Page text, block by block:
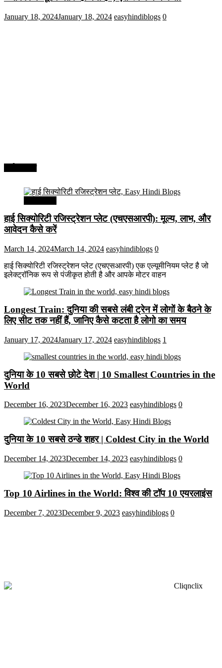
January 18, 2024January 18, 2024 easyhindiblogs 0
हाई सिक्योरिटी रजिस्ट्रेशन प्लेट (एचएसआरपी): मूल्य, लाभ, और
आवेदन कैसे करें
March 14, 2024March 14, 2024 easyhindiblogs 0
हाई सिक्योरिटी रजिस्ट्रेशन प्लेट (एचएसआरपी) एक एल्यूमीनियम प्लेट है जो
इलेक्ट्रॉनिक रूप से पंजीकृत होती है और आपके मोटर वाहन
Longest Train: दुनिया की सबसे लंबी ट्रेन में लोगों के बैठने के
लिए सीट तक ​​नहीं हैं, जानिए कैसे कटता है लोगो का समय
January 17, 2024January 17, 2024 easyhindiblogs 1
दुनिया के 10 सबसे छोटे देश | 10 Smallest Countries in the
World
December 16, 2023December 16, 2023 easyhindiblogs 0
दुनिया के 10 सबसे ठन्डे शहर | Coldest City in the World
December 14, 2023December 14, 2023 easyhindiblogs 0
Top 10 Airlines in the World: विश्व की टॉप 10 एयरलाइंस
December 7, 2023December 9, 2023 easyhindiblogs 0